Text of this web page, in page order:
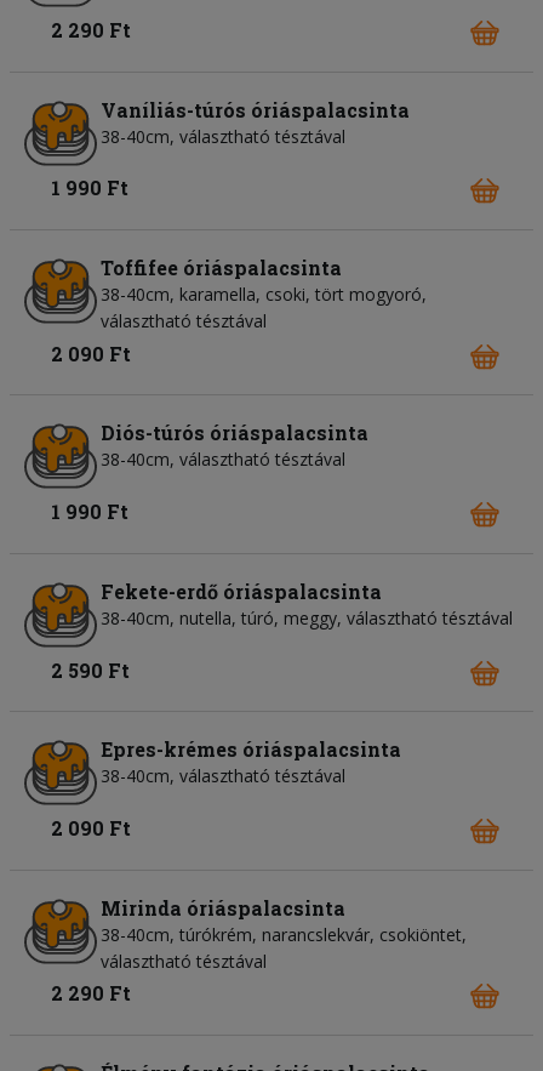
2 290 Ft
Vaníliás-túrós óriáspalacsinta
38-40cm, választható tésztával
1 990 Ft
Toffifee óriáspalacsinta
38-40cm, karamella, csoki, tört mogyoró,
választható tésztával
2 090 Ft
Diós-túrós óriáspalacsinta
38-40cm, választható tésztával
1 990 Ft
Fekete-erdő óriáspalacsinta
38-40cm, nutella, túró, meggy, választható tésztával
2 590 Ft
Epres-krémes óriáspalacsinta
38-40cm, választható tésztával
2 090 Ft
Mirinda óriáspalacsinta
38-40cm, túrókrém, narancslekvár, csokiöntet,
választható tésztával
2 290 Ft